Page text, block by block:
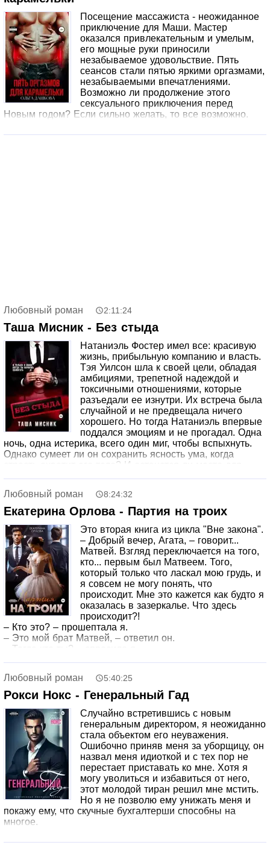
Посещение массажиста - неожиданное
приключение для Маши. Мастер
оказался привлекательным и умелым,
его мощные руки приносили
незабываемое удовольствие. Пять
сеансов стали пятью яркими оргазмами,
незабываемыми впечатлениями.
Возможно ли продолжение этого
сексуального приключения перед
Новым годом? Если сильно желать, то все возможно.
Любовный роман 2:11:24
Таша Мисник - Без стыда
Натаниэль Фостер имел все: красивую
жизнь, прибыльную компанию и власть.
Тэя Уилсон шла к своей цели, обладая
амбициями, трепетной надеждой и
токсичными отношениями, которые
разъедали ее изнутри. Их встреча была
случайной и не предвещала ничего
хорошего. Но тогда Натаниэль впервые
поддался эмоциям и не прогадал. Одна
ночь, одна истерика, всего один миг, чтобы вспыхнуть.
Однако сумеет ли он сохранить ясность ума, когда
страсть охватит его тело? И останется ли место для
Любовный роман
8:24:32
Екатерина Орлова - Партия на троих
Это вторая книга из цикла "Вне закона".
– Добрый вечер, Агата, – говорит...
Матвей. Взгляд переключается на того,
кто... первым был Матвеем. Того,
который только что ласкал мою грудь, и
я совсем не могу понять, что
происходит. Мне это кажется как будто я
оказалась в зазеркалье. Что здесь
происходит?!
– Кто это? – прошептала я.
– Это мой брат Матвей, – ответил он.
– Тогда кто ты? – спросила я.
перевела взгляд на Матвея, который сидел в кресле и с
интересом наблюдал за нами с Дэном. – Продолжайте. Я
хочу посмотреть, – сказал Матвей.
Слушать бесплатно аудиокнигу "Партия на троих" -
Екатерина Орлова.
Любовный роман 5:40:25
Рокси Нокс - Генеральный Гад
Случайно встретившись с новым
генеральным директором, я неожиданно
стала объектом его неуважения.
Ошибочно приняв меня за уборщицу, он
назвал меня идиоткой и с тех пор не
перестает приставать ко мне. Хотя я
могу уволиться и избавиться от него,
этот молодой тиран решил мне мстить.
Но я не позволю ему унижать меня и
покажу ему, что скучные бухгалтерши способны на
многое.